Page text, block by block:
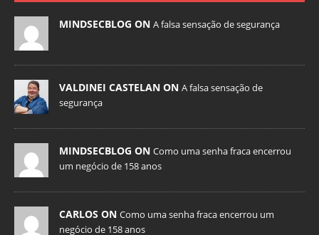
MINDSECBLOG ON A falsa sensação de segurança
VALDINEI CASTELAN ON A falsa sensação de
segurança
MINDSECBLOG ON Como uma senha fraca encerrou
um negócio de 158 anos
CARLOS ON Como uma senha fraca encerrou um
negócio de 158 anos